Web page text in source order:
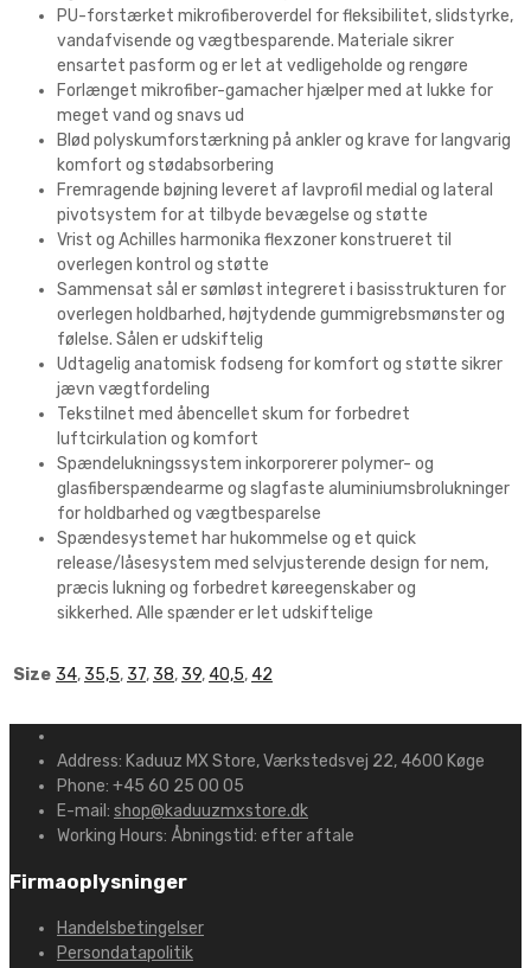
PU-forstærket mikrofiberoverdel for fleksibilitet, slidstyrke,
vandafvisende og vægtbesparende. Materiale sikrer
ensartet pasform og er let at vedligeholde og rengøre
Forlænget mikrofiber-gamacher hjælper med at lukke for
meget vand og snavs ud
Blød polyskumforstærkning på ankler og krave for langvarig
komfort og stødabsorbering
Fremragende bøjning leveret af lavprofil medial og lateral
pivotsystem for at tilbyde bevægelse og støtte
Vrist og Achilles harmonika flexzoner konstrueret til
overlegen kontrol og støtte
Sammensat sål er sømløst integreret i basisstrukturen for
overlegen holdbarhed, højtydende gummigrebsmønster og
følelse. Sålen er udskiftelig
Udtagelig anatomisk fodseng for komfort og støtte sikrer
jævn vægtfordeling
Tekstilnet med åbencellet skum for forbedret
luftcirkulation og komfort
Spændelukningssystem inkorporerer polymer- og
glasfiberspændearme og slagfaste aluminiumsbrolukninger
for holdbarhed og vægtbesparelse
Spændesystemet har hukommelse og et quick
release/låsesystem med selvjusterende design for nem,
præcis lukning og forbedret køreegenskaber og
sikkerhed. Alle spænder er let udskiftelige
Size 34, 35,5, 37, 38, 39, 40,5, 42
Address: Kaduuz MX Store, Værkstedsvej 22, 4600 Køge
Phone: +45 60 25 00 05
E-mail: shop@kaduuzmxstore.dk
Working Hours: Åbningstid: efter aftale
Firmaoplysninger
Handelsbetingelser
Persondatapolitik